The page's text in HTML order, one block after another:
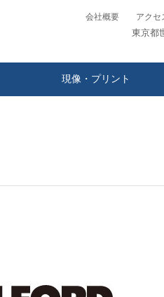
会社概要 アクセ
東京都
現像・プリント